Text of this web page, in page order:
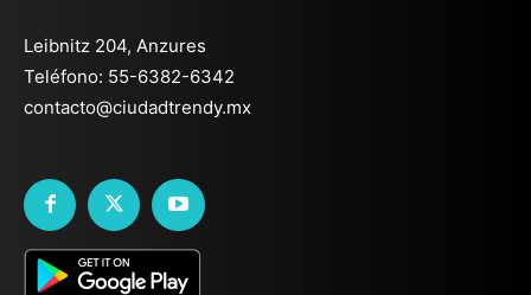
Leibnitz 204, Anzures
Teléfono: 55-6382-6342
contacto@ciudadtrendy.mx